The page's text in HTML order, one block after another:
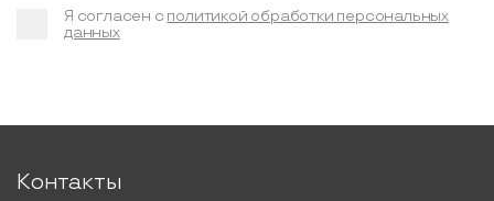
Я согласен с политикой обработки персональных
данных
Контакты